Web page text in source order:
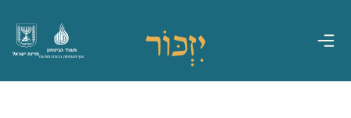
מדינת ישראל
משרד הביטחון
אגף משפחות, הנצחה ומורשת